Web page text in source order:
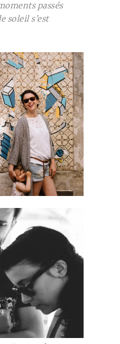
passés
soleil s’est